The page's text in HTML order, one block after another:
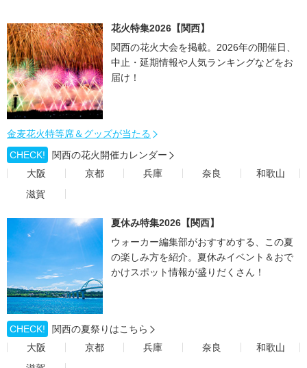
花火特集2026【関西】
関西の花火大会を掲載。2026年の開催日、
中止・延期情報や人気ランキングなどをお
届け！
金麦花火特等席＆グッズが当たる
CHECK!
関西の花火開催カレンダー
大阪
京都 兵庫 奈良
和歌山
滋賀
夏休み特集2026【関西】
ウォーカー編集部がおすすめする、この夏
の楽しみ方を紹介。夏休みイベント＆おで
かけスポット情報が盛りだくさん！
CHECK!
関西の夏祭りはこちら
大阪
京都 兵庫 奈良
和歌山